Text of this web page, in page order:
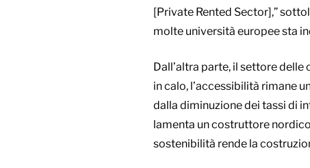
[Private Rented Sector],”
molte università europee sta
Dall’altra parte, il settore
in calo, l’accessibilità rimane
dalla diminuzione dei tassi di
lamenta un costruttore
sostenibilità rende la